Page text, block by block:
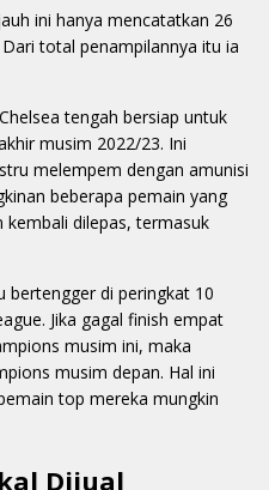
ini hanya mencatatkan 26
total penampilannya itu ia
tengah bersiap untuk
musim 2022/23. Ini
melempem dengan amunisi
beberapa pemain yang
dilepas, termasuk
bertengger di peringkat 10
Jika gagal finish empat
musim ini, maka
musim depan. Hal ini
top mereka mungkin
Dijual